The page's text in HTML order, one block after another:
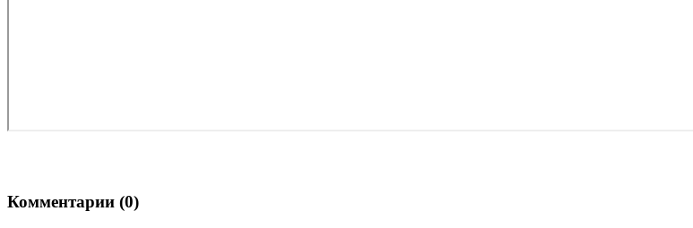
Комментарии (0)